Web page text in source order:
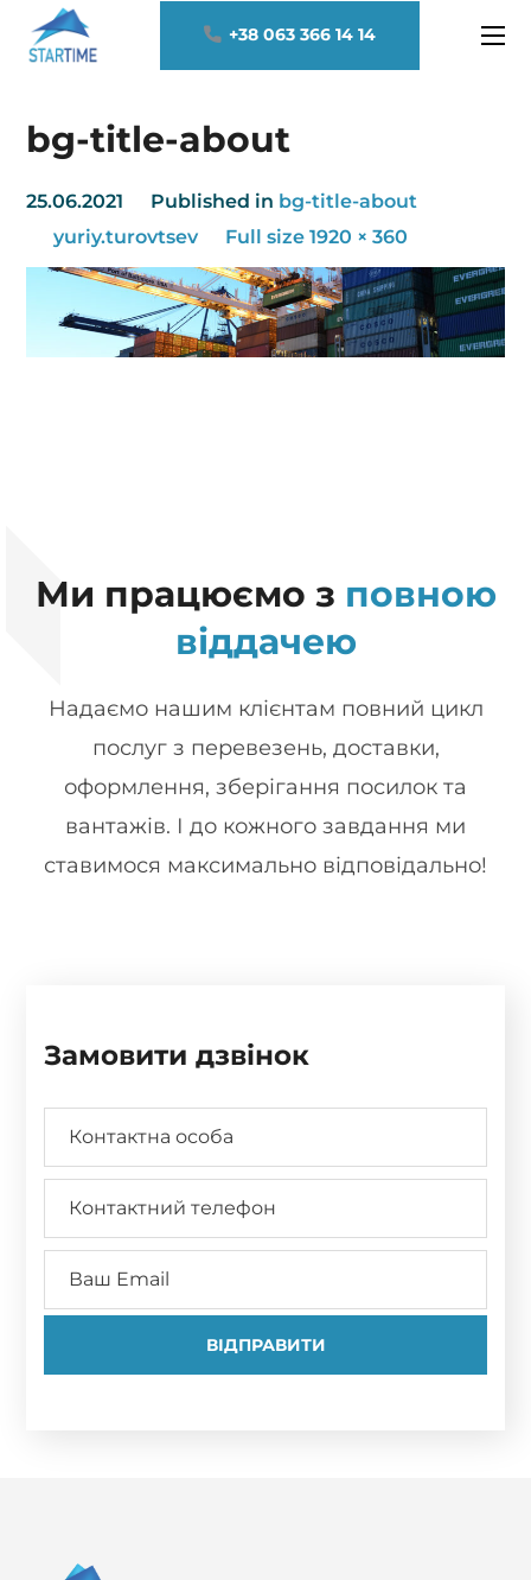
+38 063 366 14 14
bg-title-about
25.06.2021 Published in bg-title-about
yuriy.turovtsev
Full size 1920 × 360
Ми працюємо з повною
віддачею
Надаємо нашим клієнтам повний цикл
послуг з перевезень, доставки,
оформлення, зберігання посилок та
вантажів. І до кожного завдання ми
ставимося максимально відповідально!
Замовити дзвінок